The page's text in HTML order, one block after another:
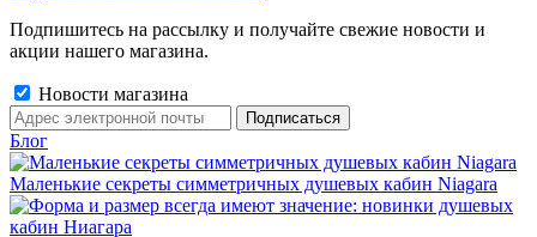
Подпишитесь на рассылку и получайте свежие новости и
акции нашего магазина.
Новости магазина
Блог
Маленькие секреты симметричных душевых кабин Niagara